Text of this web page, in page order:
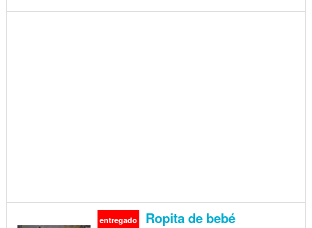
entregado Ropita de bebé